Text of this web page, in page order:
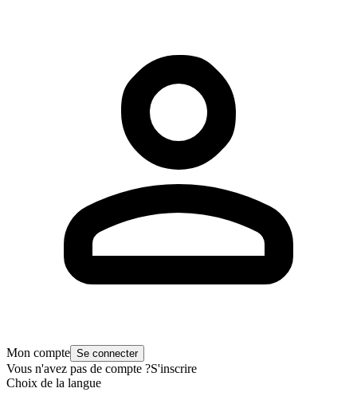
Mon compte Se connecter
Vous n'avez pas de compte ?S'inscrire
Choix de la langue